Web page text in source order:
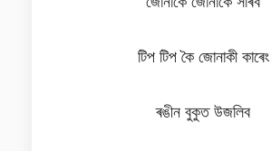
টিপ টিপ কৈ জোনাকী কাৰেং
ৰঙীন বুকুত উজলিব